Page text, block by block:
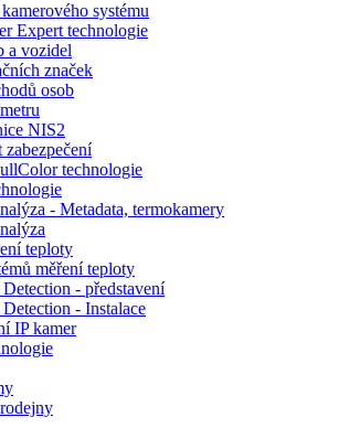
systému
Expert technologie
a vozidel
značek
osob
NIS2
technologie
- Metadata, termokamery
teploty
měření teploty
- představení
- Instalace
IP kamer